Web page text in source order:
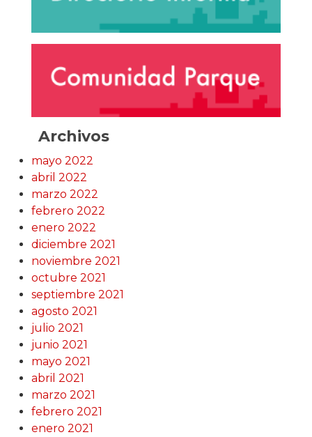
Archivos
mayo 2022
abril 2022
marzo 2022
febrero 2022
enero 2022
diciembre 2021
noviembre 2021
octubre 2021
septiembre 2021
agosto 2021
julio 2021
junio 2021
mayo 2021
abril 2021
marzo 2021
febrero 2021
enero 2021